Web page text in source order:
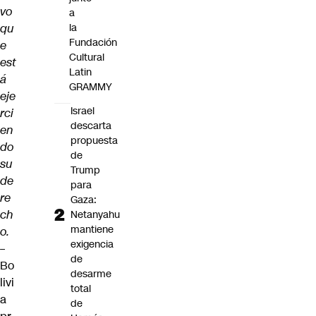
vo
qu
e
est
á
eje
rci
en
do
su
de
re
ch
o.
–
Bo
livi
a
a
la
Fundación
Cultural
Latin
GRAMMY
Israel
descarta
propuesta
de
Trump
para
Gaza:
Netanyahu
mantiene
exigencia
de
desarme
total
de